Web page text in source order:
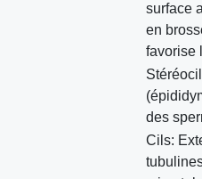
surface
en
favorise
des
Cils: